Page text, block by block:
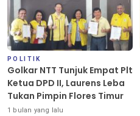
POLITIK
Golkar NTT Tunjuk Empat Plt
Ketua DPD II, Laurens Leba
Tukan Pimpin Flores Timur
1 bulan yang lalu